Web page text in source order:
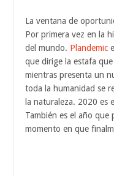
La ventana de
Por primera vez en la
del mundo. Plandemic
que dirige la estafa
mientras presenta un
toda la humanidad se
la naturaleza. 2020 es
También es el año que
momento en que